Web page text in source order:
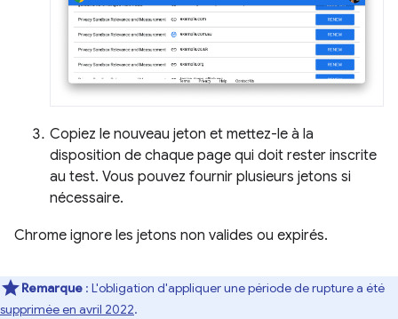
Copiez le nouveau jeton et mettez-le à la
disposition de chaque page qui doit rester inscrite
au test. Vous pouvez fournir plusieurs jetons si
nécessaire.
Chrome ignore les jetons non valides ou expirés.
Remarque : L'obligation d'appliquer une période de rupture a été
supprimée en avril 2022.